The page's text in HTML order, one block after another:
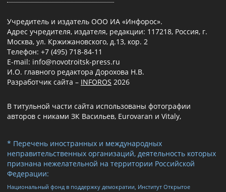
Учредитель и издатель ООО ИА «Инфорос».
Адрес учредителя, издателя, редакции: 117218, Россия, г.
Москва, ул. Кржижановского, д.13, кор. 2
Телефон: +7 (495) 718-84-11
E-mail: info@novotroitsk-press.ru
И.О. главного редактора Дорохова Н.В.
Разработчик сайта – INFOROS 2026
В титульной части сайта использованы фотографии
авторов с никами ЗК Васильев, Eurovaran и Vitaly,
* Перечень иностранных и международных
неправительственных организаций, деятельность которых
признана нежелательной на территории Российской
Федерации:
Национальный фонд в поддержку демократии, Институт Открытое